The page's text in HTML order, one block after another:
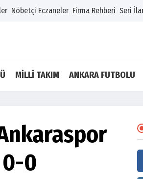
Nöbetçi Eczaneler Firma Rehberi Seri
MİLLİ TAKIM ANKARA FUTBOLU
0